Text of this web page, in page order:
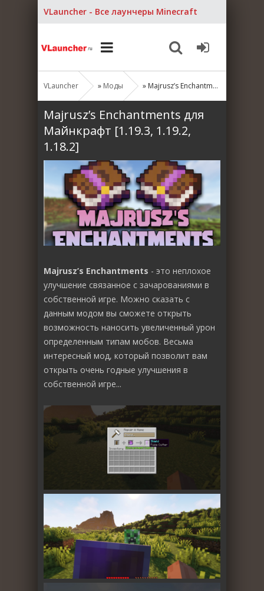
VLauncher - Все лаунчеры Minecraft
VLauncher » Моды » Majrusz’s Enchantments для Майнкрафт [1.19.3, 1.19.2, 1.18.2]
Majrusz’s Enchantments для
Майнкрафт [1.19.3, 1.19.2,
1.18.2]
Majrusz’s Enchantments - это неплохое
улучшение связанное с зачарованиями в
собственной игре. Можно сказать с
данным модом вы сможете открыть
возможность наносить увеличенный урон
определенным типам мобов. Весьма
интересный мод, который позволит вам
открыть очень годные улучшения в
собственной игре...